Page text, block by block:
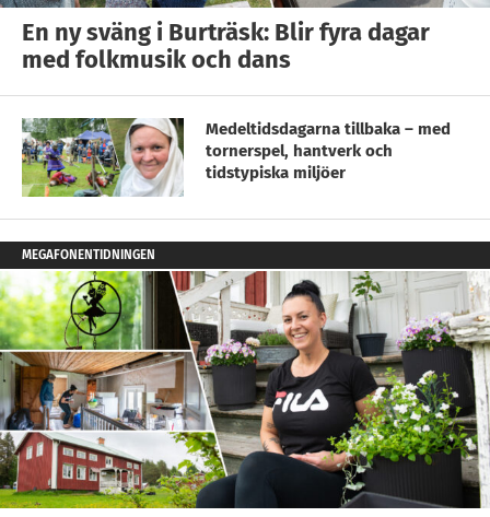
En ny sväng i Burträsk: Blir fyra dagar
med folkmusik och dans
Medeltidsdagarna tillbaka – med
tornerspel, hantverk och
tidstypiska miljöer
MEGAFONENTIDNINGEN